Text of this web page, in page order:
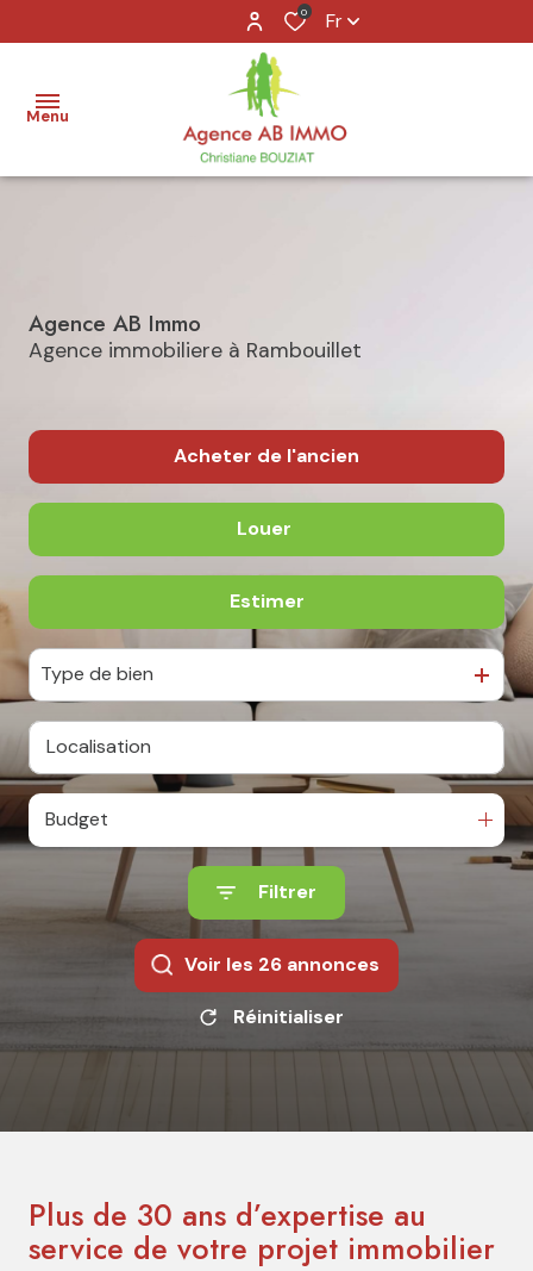
0 Fr
Menu
louer
contact
Agence AB Immo
Agence immobiliere à Rambouillet
Acheter de l'ancien
Louer
Estimer
Type de bien
Budget
Filtrer
Voir les 26 annonces
Réinitialiser
Plus de 30 ans d’expertise au
service de votre projet immobilier